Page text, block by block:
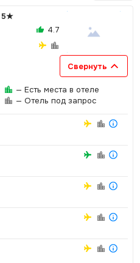
5★
4.7
Свернуть
— Есть места в отеле
— Отель под запрос